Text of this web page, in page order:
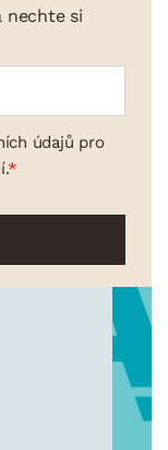
nechte si
údajů pro